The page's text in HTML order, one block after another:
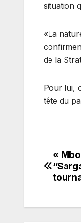
situation
«La
de la
Pour lui,
tête du
de
«